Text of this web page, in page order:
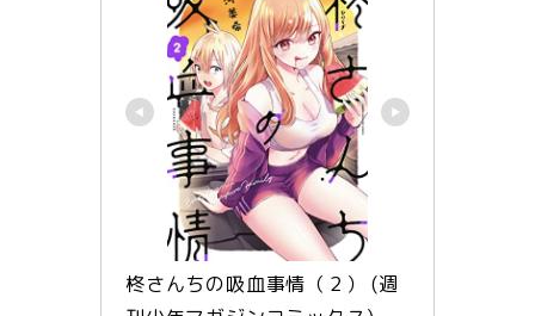
柊さんちの吸血事情（２） (週